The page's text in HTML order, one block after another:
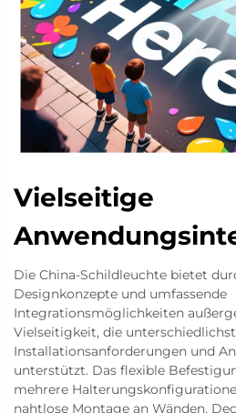
Vielseitige
Die China-Schildleuchte bietet
Designkonzepte und umfassende
Integrationsmöglichkeiten
Vielseitigkeit, die
Installationsanforderungen und
unterstützt. Das flexible
mehrere
nahtlose Montage an Wänden,